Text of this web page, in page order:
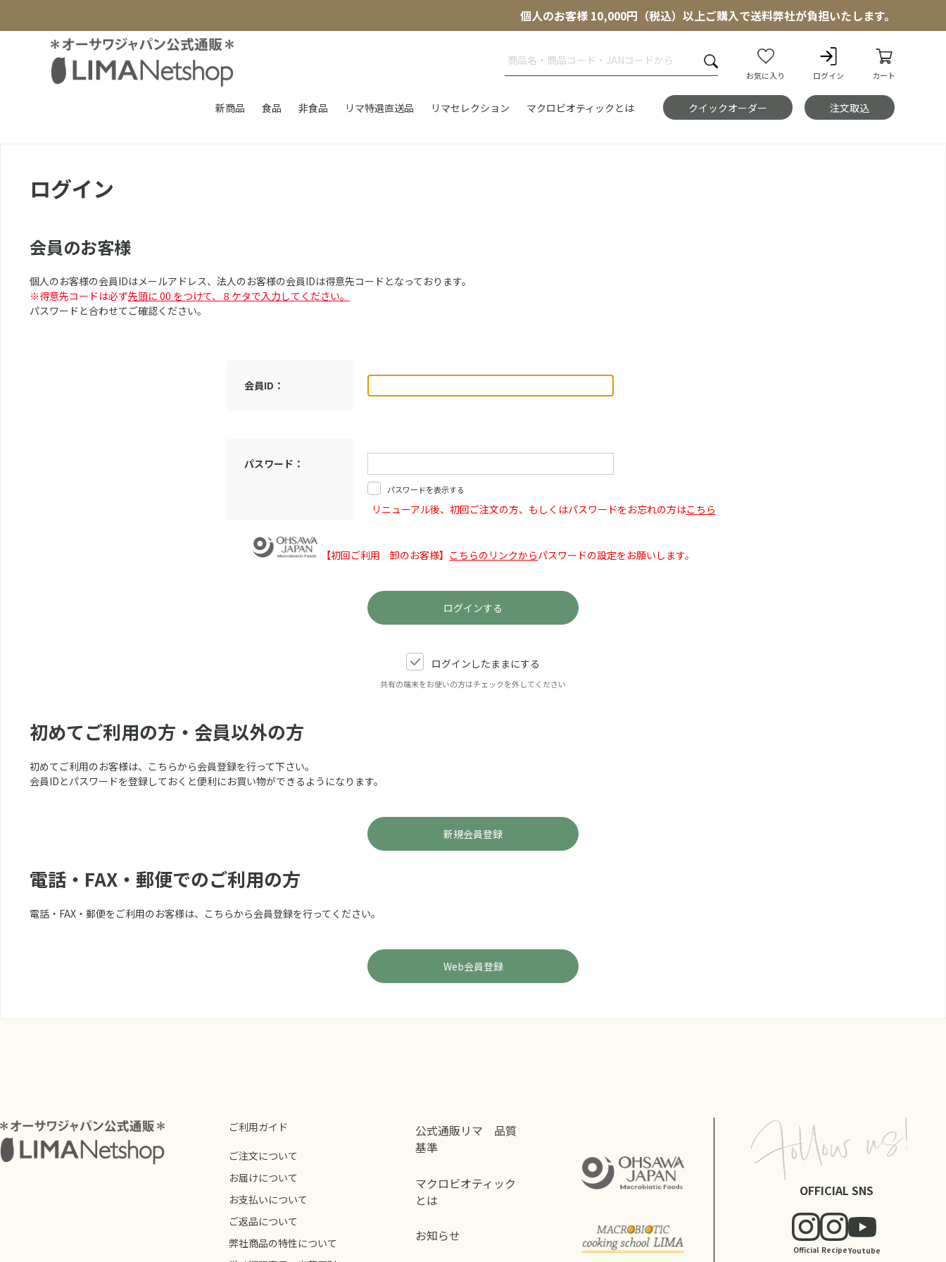
個人のお客様 10,000円（税込）以上ご購入で送料弊社が負担いたします。
お気に入り ログイン カート
新商品 食品 非食品 リマ特選直送品 リマセレクション マクロビオティックとは クイックオーダー 注文取込
ログイン
会員のお客様
個人のお客様の会員IDはメールアドレス、法人のお客様の会員IDは得意先コードとなっております。
※得意先コードは必ず先頭に 00 をつけて、８ケタで入力してください。
パスワードと合わせてご確認ください。
会員ID：
パスワード：
パスワードを表示する
リニューアル後、初回ご注文の方、もしくはパスワードをお忘れの方はこちら
【初回ご利用 卸のお客様】 こちらのリンクからパスワードの設定をお願いします。
ログインしたままにする
共有の端末をお使いの方はチェックを外してください
初めてご利用の方・会員以外の方
初めてご利用のお客様は、こちらから会員登録を行って下さい。
会員IDとパスワードを登録しておくと便利にお買い物ができるようになります。
電話・FAX・郵便でのご利用の方
電話・FAX・郵便をご利用のお客様は、こちらから会員登録を行ってください。
ご利用ガイド
ご注文について
お届けについて
お支払いについて
ご返品について
弊社商品の特性について
公式通販リマ 品質
基準
マクロビオティック
とは
お知らせ
OFFICIAL SNS
Official RecipeYoutube